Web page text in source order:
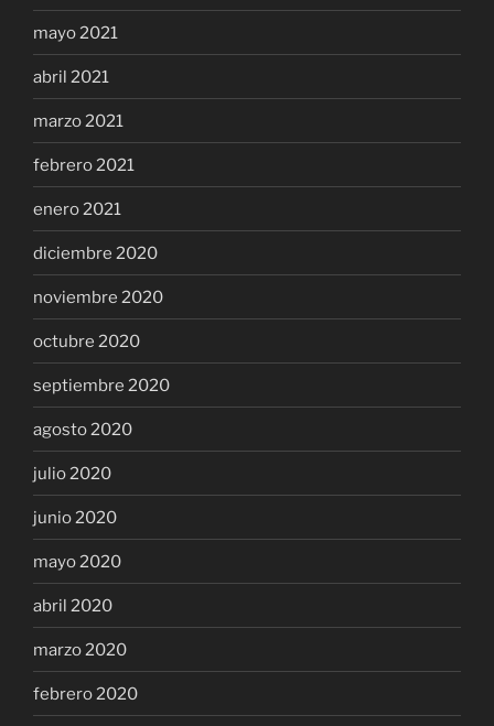
mayo 2021
abril 2021
marzo 2021
febrero 2021
enero 2021
diciembre 2020
noviembre 2020
octubre 2020
septiembre 2020
agosto 2020
julio 2020
junio 2020
mayo 2020
abril 2020
marzo 2020
febrero 2020